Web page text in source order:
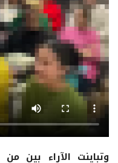
وتباينت الآراء بين